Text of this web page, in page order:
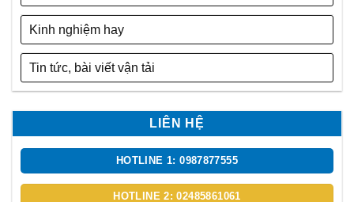
Kinh nghiệm hay
Tin tức, bài viết vận tải
LIÊN HỆ
HOTLINE 1: 0987877555
HOTLINE 2: 02485861061